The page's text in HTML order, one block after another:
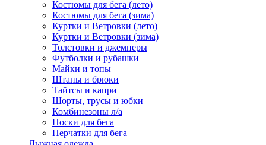
Костюмы для бега (лето)
Костюмы для бега (зима)
Куртки и Ветровки (лето)
Куртки и Ветровки (зима)
Толстовки и джемперы
Футболки и рубашки
Майки и топы
Штаны и брюки
Тайтсы и капри
Шорты, трусы и юбки
Комбинезоны л/а
Носки для бега
Перчатки для бега